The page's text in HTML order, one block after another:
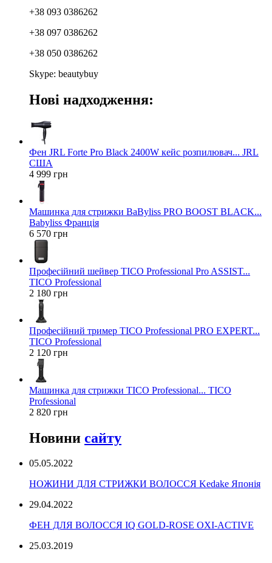
+38 093 0386262
+38 097 0386262
+38 050 0386262
Skype: beautybuy
Нові надходження:
Фен JRL Forte Pro Black 2400W кейс розпилювач... JRL
США
4 999 грн
Машинка для стрижки BaByliss PRO BOOST BLACK...
Babyliss Франція
6 570 грн
Професійний шейвер TICO Professional Pro ASSIST...
TICO Professional
2 180 грн
Професійний тример TICO Professional PRO EXPERT...
TICO Professional
2 120 грн
Машинка для стрижки TICO Professional... TICO
Professional
2 820 грн
Новини сайту
05.05.2022
НОЖИНИ ДЛЯ СТРИЖКИ ВОЛОССЯ Kedake Японія
29.04.2022
ФЕН ДЛЯ ВОЛОССЯ IQ GOLD-ROSE OXI-ACTIVE
25.03.2019